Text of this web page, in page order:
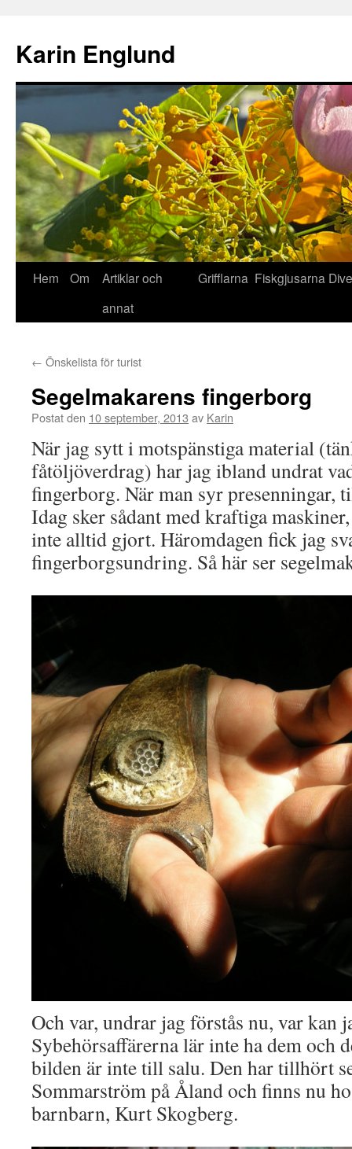
innehåll
Karin Englund
Hem Om
Artiklar och
annat
Grifflarna Fiskgjusarna
← Önskelista för turist
Segelmakarens fingerborg
Postat den 10 september, 2013 av Karin
När jag sytt i motspänstiga material
fåtöljöverdrag) har jag ibland undrat
fingerborg. När man syr presenningar,
Idag sker sådant med kraftiga
inte alltid gjort. Häromdagen fick jag
fingerborgsundring. Så här ser
Och var, undrar jag förstås nu, var kan
Sybehörsaffärerna lär inte ha dem och
bilden är inte till salu. Den har tillhört
Sommarström på Åland och finns nu
barnbarn, Kurt Skogberg.